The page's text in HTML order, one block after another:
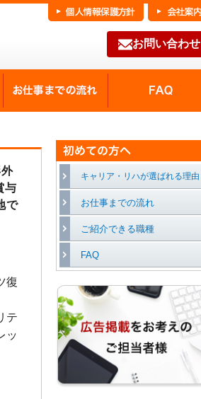
お問い合わせ
各職種の魅力 お仕事までの流れ
与
で
復
テ
ッ
キャリア・リハが選ばれる理由
お仕事までの流れ
ご紹介できる職種
FAQ